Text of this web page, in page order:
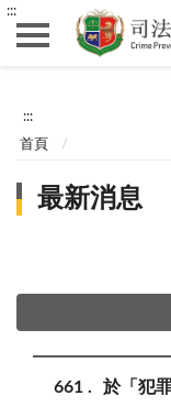
:::
:::
首頁
最新消息
661 於「犯